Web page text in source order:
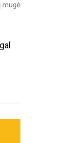
mugė